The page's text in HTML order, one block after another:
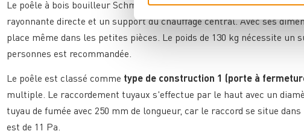
Le poêle à bois bouilleur Schmitzker Marbella convient parfaitement
rayonnante directe et un support du chauffage central. Avec ses
place même dans les petites pièces. Le poids de 130 kg nécessite
personnes est recommandée.
Le poêle est classé comme type de construction 1 (porte à
multiple. Le raccordement tuyaux s'effectue par le haut avec un
tuyau de fumée avec 250 mm de longueur, car le raccord se situe
est de 11 Pa.